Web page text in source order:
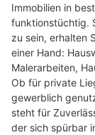
Immobilien in
funktionstüchtig.
zu sein, erhalten
einer Hand:
Malerarbeiten,
Ob für private
gewerblich
steht für
der sich spürbar